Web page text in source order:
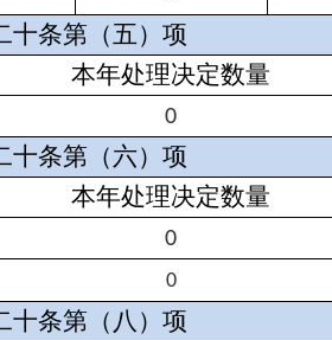
十条第（五）项
本年处理决定数量
0
十条第（六）项
本年处理决定数量
0
0
十条第（八）项